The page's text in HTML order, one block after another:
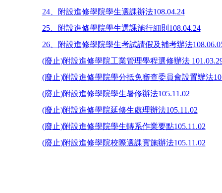
24、附設進修學院學生選課辦法108.04.24
25、附設進修學院學生選課施行細則108.04.24
26、附設進修學院學生考試請假及補考辦法
(廢止)附設進修學院工業管理學程選修辦法
(廢止)附設進修學院學分抵免審查委員會設置辦法
(廢止)附設進修學院學生暑修辦法105.11.02
(廢止)附設進修學院延修生處理辦法105.11.02
(廢止)附設進修學院學生轉系作業要點105.11.02
(廢止)附設進修學院校際選課實施辦法105.11.02